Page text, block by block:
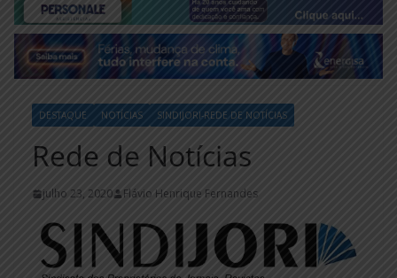
DESTAQUE NOTÍCIAS SINDIJORI-REDE DE NOTÍCIAS
Rede de Notícias
julho 23, 2020 Flávio Henrique Fernandes